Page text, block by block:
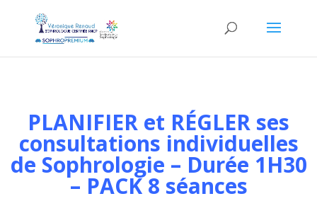
PLANIFIER et RÉGLER ses
consultations individuelles
de Sophrologie – Durée 1H30
– PACK 8 séances